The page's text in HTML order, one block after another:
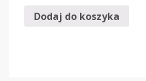
Dodaj do koszyka